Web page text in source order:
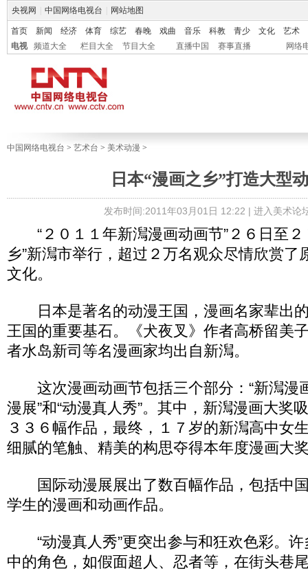
央视网 中国网络电视台 网站地图
首页 新闻 经济 体育 综艺 春晚 戏曲 音乐 科教 青少 文化
艺术
电视
频道大全 栏目大全 节目大全 直播中国 赛事直播 网络
中国网络电视台 > 艺术台 > 美术动漫 >
日本“漫画之乡”打造大型
发布时间:2011年03月01日 12:22 | 进入美术论
“２０１１年新澙漫画动画节”２６日至２
乡”新澙市举行，超过２万名观众尽情欣赏了
文化。
日本是著名的动漫王国，漫画名家辈出
王国的重要基石。《犬夜叉》作者高桥留美
者水岛新司等名漫画家均出自新澙。
这次漫画动画节包括三个部分：“新澙漫
漫展”和“动漫真人秀”。其中，新澙漫画大奖
３３６幅作品，最终，１７岁的新澙高中女
细腻的笔触、精美的构思夺得本年度漫画大
国际动漫展展出了数百幅作品，包括中
学生的漫画和动画作品。
“动漫真人秀”更突出参与和狂欢色彩。许
中的角色，如假面超人、忍者等，在街头巷